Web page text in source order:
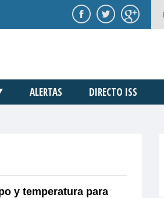
ALERTAS DIRECTO ISS
y temperatura para